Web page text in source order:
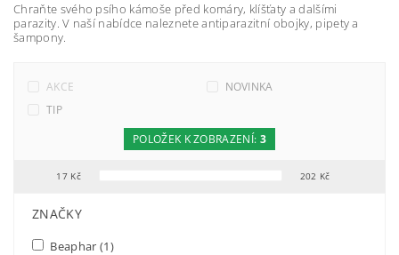
Chraňte svého psího kámoše před komáry, klíšťaty a dalšími
parazity. V naší nabídce naleznete antiparazitní obojky, pipety a
šampony.
AKCE
NOVINKA
TIP
17Kč 202 Kč
POLOŽEK K ZOBRAZENÍ: 3
FILTR PODLE PARAMETRŮ, VLASTNOSTÍ A VÝROBCŮ
ZNAČKY
Beaphar (1)